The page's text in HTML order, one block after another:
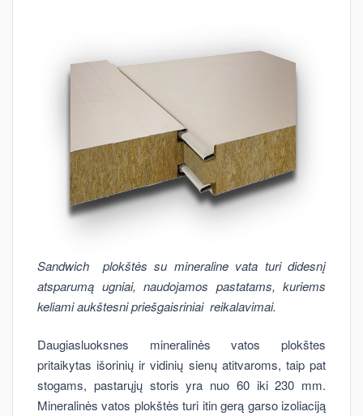
Sandwich plokštės su mineraline vata turi didesnį
atsparumą ugniai, naudojamos pastatams, kuriems
keliami aukštesni priešgaisriniai reikalavimai.
Daugiasluoksnes mineralinės vatos plokštes
pritaikytas išorinių ir vidinių sienų atitvaroms, taip pat
stogams, pastarųjų storis yra nuo 60 iki 230 mm.
Mineralinės vatos plokštės turi itin gerą garso izoliaciją